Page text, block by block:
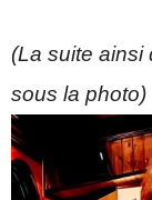
(La suite ainsi
sous la photo)